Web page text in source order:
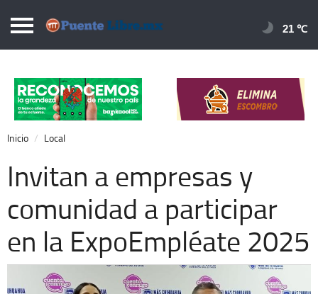
Puentelibre.mx
Local
Nacional
Opinión
Cronos
Economía
Espectáculos
Extra +
21 ℃
Inicio Local
Invitan a empresas y
comunidad a participar
en la ExpoEmpléate 2025